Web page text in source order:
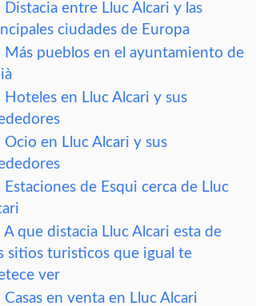
Distacia entre Lluc Alcari y las
ciudades de Europa
Más pueblos en el ayuntamiento de
Hoteles en Lluc Alcari y sus
Ocio en Lluc Alcari y sus
Estaciones de Esqui cerca de Lluc
A que distacia Lluc Alcari esta de
sitios turisticos que igual te
ver
Casas en venta en Lluc Alcari